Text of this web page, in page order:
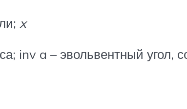
x
inv a – эвольвентный угол,